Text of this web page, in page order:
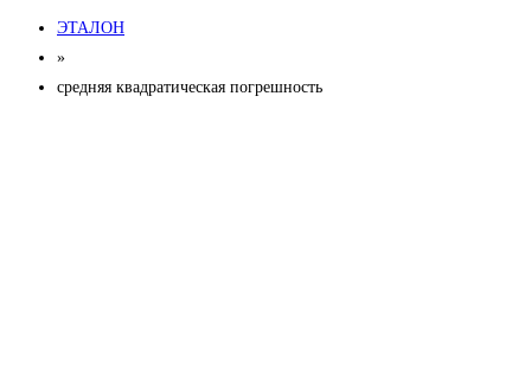
ЭТАЛОН
»
средняя квадратическая погрешность